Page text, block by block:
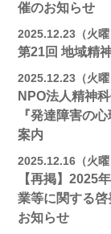
催のお知らせ
2025.12.23（火曜
第21回 地域精
2025.12.23（火曜
NPO法人精神
『発達障害の
案内
2025.12.16（火曜
【再掲】2025
業等に関する
お知らせ